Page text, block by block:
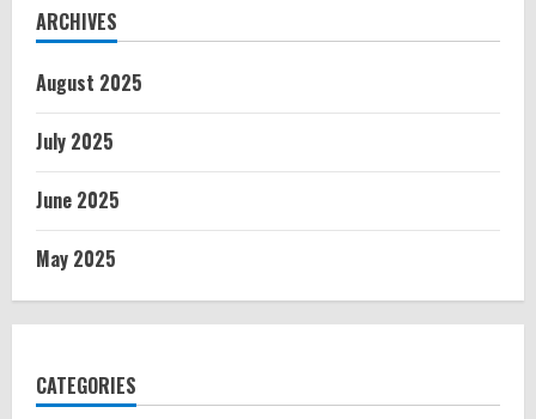
ARCHIVES
August 2025
July 2025
June 2025
May 2025
CATEGORIES